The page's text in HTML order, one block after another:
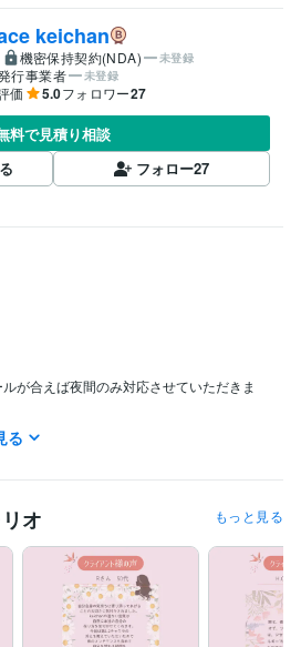
keichan
機密保持契約(NDA) 未登録
行事業者 未登録
価 5.0フォロワー27
料で見積り相談
フォロー27
が合えば夜間のみ対応させていただきま
予約には対応しかねます
す
年6月 ~ 現在
定コース アセンションチャネラー
2021
3月 ~ 1991年12月
る
オ もっと見る